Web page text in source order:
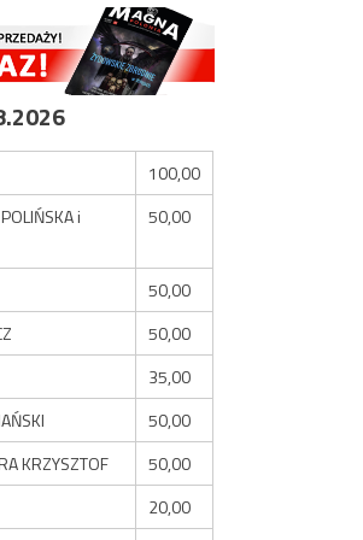
100,00
i
50,00
50,00
50,00
35,00
50,00
KRZYSZTOF
50,00
20,00